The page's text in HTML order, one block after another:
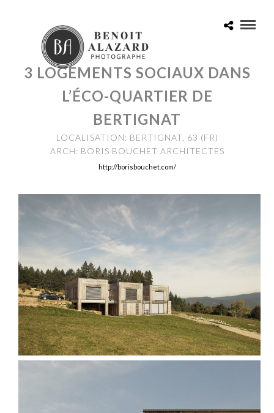
3 LOGEMENTS SOCIAUX DANS
L’ÉCO-QUARTIER DE
BERTIGNAT
LOCALISATION: BERTIGNAT, 63 (FR)
ARCH: BORIS BOUCHET ARCHITECTES
http://borisbouchet.com/